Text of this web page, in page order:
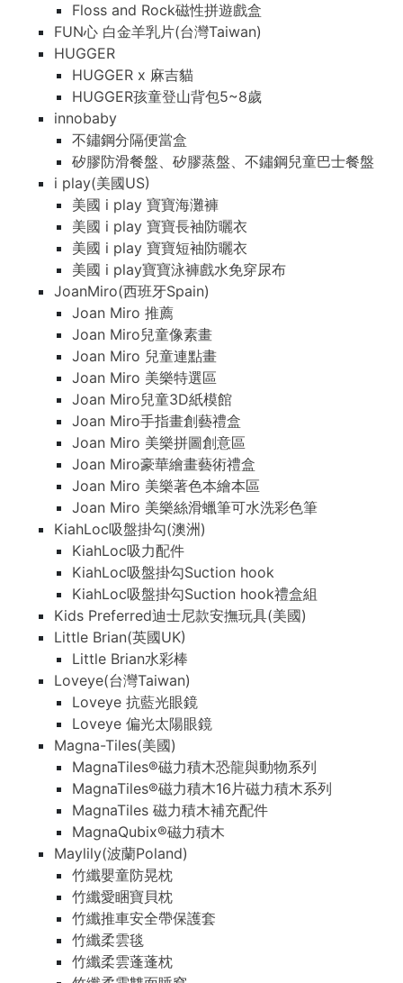
Floss and Rock磁性拼遊戲盒
FUN心 白金羊乳片(台灣Taiwan)
HUGGER
HUGGER x 麻吉貓
HUGGER孩童登山背包5~8歲
innobaby
不鏽鋼分隔便當盒
矽膠防滑餐盤、矽膠蒸盤、不鏽鋼兒童巴士餐盤
i play(美國US)
美國 i play 寶寶海灘褲
美國 i play 寶寶長袖防曬衣
美國 i play 寶寶短袖防曬衣
美國 i play寶寶泳褲戲水免穿尿布
JoanMiro(西班牙Spain)
Joan Miro 推薦
Joan Miro兒童像素畫
Joan Miro 兒童連點畫
Joan Miro 美樂特選區
Joan Miro兒童3D紙模館
Joan Miro手指畫創藝禮盒
Joan Miro 美樂拼圖創意區
Joan Miro豪華繪畫藝術禮盒
Joan Miro 美樂著色本繪本區
Joan Miro 美樂絲滑蠟筆可水洗彩色筆
KiahLoc吸盤掛勾(澳洲)
KiahLoc吸力配件
KiahLoc吸盤掛勾Suction hook
KiahLoc吸盤掛勾Suction hook禮盒組
Kids Preferred迪士尼款安撫玩具(美國)
Little Brian(英國UK)
Little Brian水彩棒
Loveye(台灣Taiwan)
Loveye 抗藍光眼鏡
Loveye 偏光太陽眼鏡
Magna-Tiles(美國)
MagnaTiles®磁力積木恐龍與動物系列
MagnaTiles®磁力積木16片磁力積木系列
MagnaTiles 磁力積木補充配件
MagnaQubix®磁力積木
Maylily(波蘭Poland)
竹纖嬰童防晃枕
竹纖愛睏寶貝枕
竹纖推車安全帶保護套
竹纖柔雲毯
竹纖柔雲蓬蓬枕